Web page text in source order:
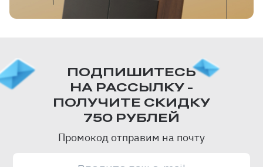
ПОДПИШИТЕСЬ
НА РАССЫЛКУ -
ПОЛУЧИТЕ СКИДКУ
750 РУБЛЕЙ
Промокод отправим на почту